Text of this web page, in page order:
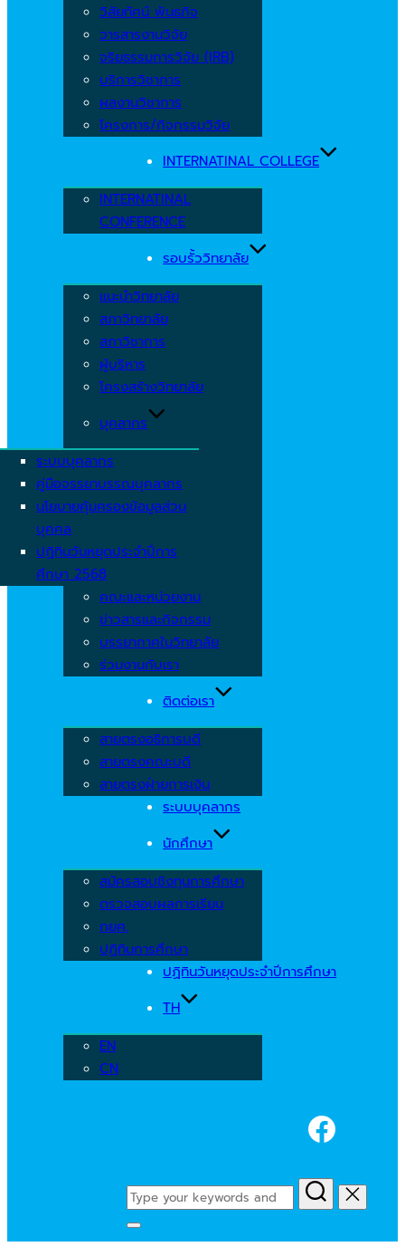
วิสัยทัศน์ พันธกิจ
วารสารงานวิจัย
จริยธรรมการวิจัย (IRB)
บริการวิชาการ
ผลงานวิชาการ
โครงการ/กิจกรรมวิจัย
INTERNATINAL COLLEGE
INTERNATINAL
CONFERENCE
รอบรั้ววิทยาลัย
แนะนำวิทยาลัย
สภาวิทยาลัย
สภาวิชาการ
ผู้บริหาร
โครงสร้างวิทยาลัย
บุคลากร
ระบบบุคลากร
คู่มือจรรยาบรรณบุคลากร
นโยบายคุ้มครองข้อมูลส่วน
บุคคล
ปฏิทินวันหยุดประจำปีการ
ศึกษา 2568
คณะและหน่วยงาน
ข่าวสารและกิจกรรม
บรรยากาศในวิทยาลัย
ร่วมงานกับเรา
ติดต่อเรา
สายตรงอธิการบดี
สายตรงคณะบดี
สายตรงฝ่ายการเงิน
ระบบบุคลากร
นักศึกษา
สมัครสอบชิงทุนการศึกษา
ตรวจสอบผลการเรียน
กยศ.
ปฏิทินการศึกษา
ปฏิทินวันหยุดประจำปีการศึกษา
TH
EN
CN
Search
for:
Toggle